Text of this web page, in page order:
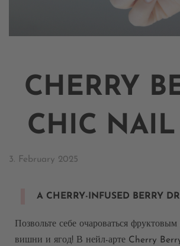
CHERRY
CHIC NAIL
3. February 2025
A CHERRY-INFUSED BERRY
Позвольте себе очароваться фруктовым
вишни и ягод! В нейл-арте Cherry